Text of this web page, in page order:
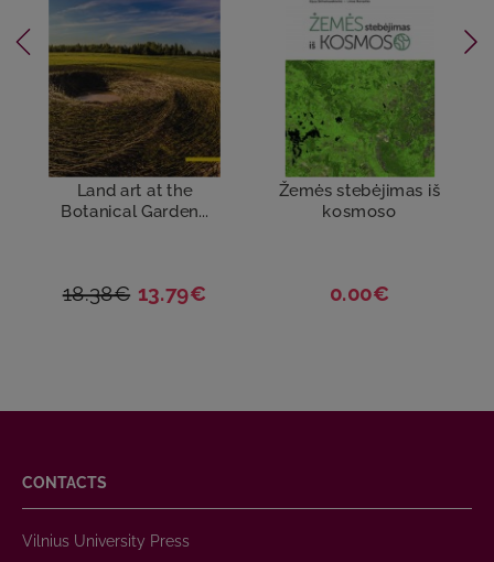
Land art at the
Botanical Garden...
18.38€ 13.79€
Žemės stebėjimas iš
kosmoso
0.00€
CONTACTS
Vilnius University Press